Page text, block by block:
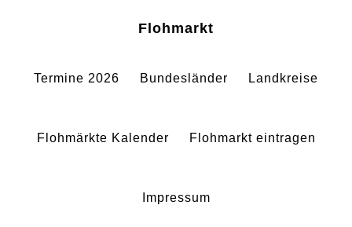
springen
springen
Flohmarkt
Termine 2026 Bundesländer Landkreise
Flohmärkte Kalender Flohmarkt eintragen
Impressum